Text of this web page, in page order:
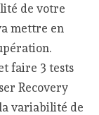
de votre
mettre en
faire 3 tests
Recovery
variabilité de